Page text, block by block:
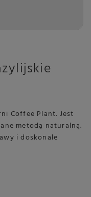
Coffee Plant. Jest
metodą naturalną.
i doskonale